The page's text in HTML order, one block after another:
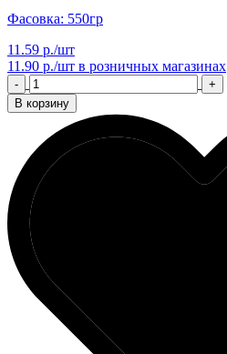
Фасовка: 550гр
11.59 р./шт
11.90 р./шт в розничных магазинах
-
+
В корзину